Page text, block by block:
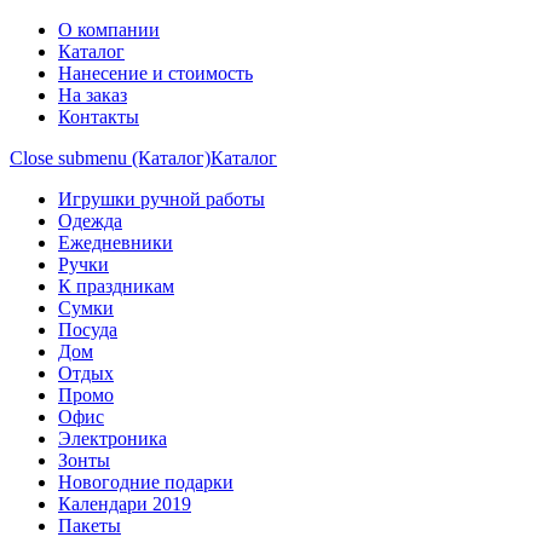
О компании
Каталог
Нанесение и стоимость
На заказ
Контакты
Close submenu (Каталог)Каталог
Игрушки ручной работы
Одежда
Ежедневники
Ручки
К праздникам
Сумки
Посуда
Дом
Отдых
Промо
Офис
Электроника
Зонты
Новогодние подарки
Календари 2019
Пакеты